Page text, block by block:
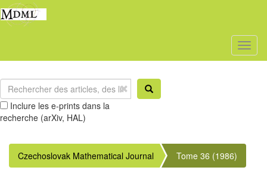
Inclure les e-prints dans la
recherche (arXiv, HAL)
Czechoslovak Mathematical Journal Tome 36 (1986)